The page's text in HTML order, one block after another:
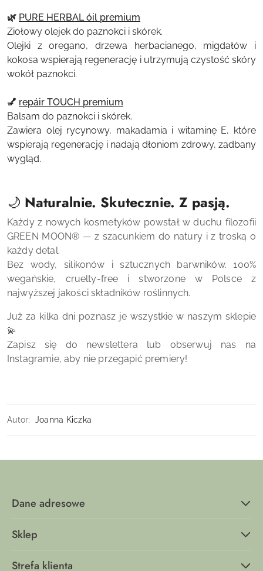
🌿 PURE HERBAL óil premium
Ziołowy olejek do paznokci i skórek.
Olejki z oregano, drzewa herbacianego, migdałów i
kokosa wspierają regenerację i utrzymują czystość skóry
wokół paznokci.
💅 repáir TOUCH premium
Balsam do paznokci i skórek.
Zawiera olej rycynowy, makadamia i witaminę E, które
wspierają regenerację i nadają dłoniom zdrowy, zadbany
wygląd.
🌙 Naturalnie. Skutecznie. Z pasją.
Każdy z nowych kosmetyków powstał w duchu filozofii
GREEN MOON® — z szacunkiem do natury i z troską o
każdy detal.
Bez wody, silikonów i sztucznych barwników. 100%
wegańskie, cruelty-free i stworzone w Polsce z
najwyższej jakości składników roślinnych.
Już za kilka dni poznasz je wszystkie w naszym sklepie
💫
Zapisz się do newslettera lub obserwuj nas na
Instagramie, aby nie przegapić premiery!
Autor: Joanna Kiczka
Dane adresowe
Sklep
Strefa klienta